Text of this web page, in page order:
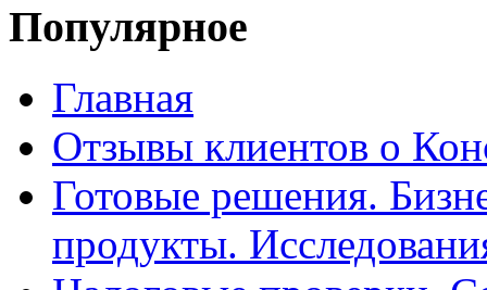
Популярное
Главная
Отзывы клиентов о
Готовые решения.
продукты.